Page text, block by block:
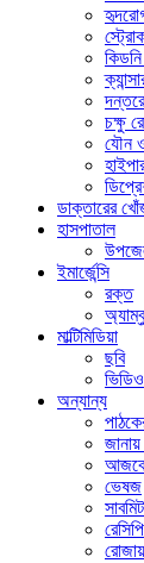
চক্ষু
যৌন
ডাক্তারের
হাসপাতাল
ইমার্জেন্সি
রক্ত
মাল্টিমিডিয়া
ছবি
ভিডিও
অন্যান্য
ভেষজ
রেসিপি